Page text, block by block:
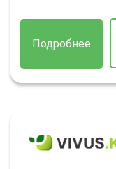
Подробнее